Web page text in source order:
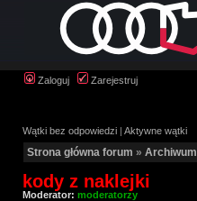
Zaloguj Zarejestruj
Wątki bez odpowiedzi | Aktywne wątki
Strona główna forum » Archiwum
kody z naklejki
Moderator: moderatorzy